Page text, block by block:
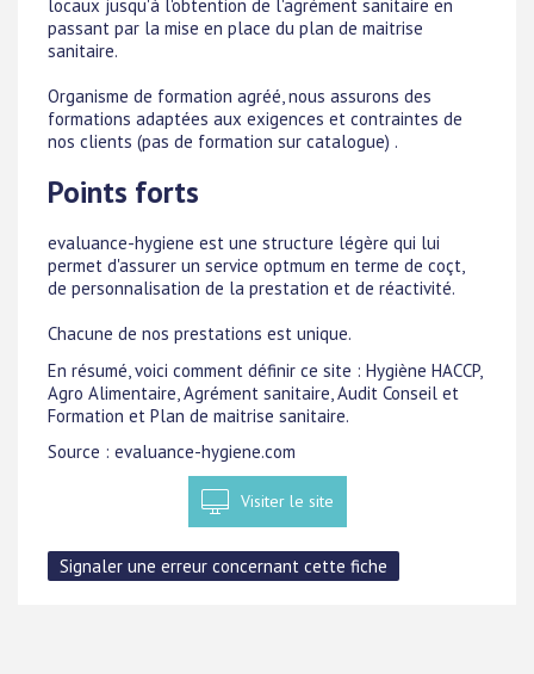
locaux jusqu'à l'obtention de l'agrément sanitaire en
passant par la mise en place du plan de maitrise
sanitaire.
Organisme de formation agréé, nous assurons des
formations adaptées aux exigences et contraintes de
nos clients (pas de formation sur catalogue) .
Points forts
evaluance-hygiene est une structure légère qui lui
permet d'assurer un service optmum en terme de coçt,
de personnalisation de la prestation et de réactivité.
Chacune de nos prestations est unique.
En résumé, voici comment définir ce site : Hygiène HACCP,
Agro Alimentaire, Agrément sanitaire, Audit Conseil et
Formation et Plan de maitrise sanitaire.
Source : evaluance-hygiene.com
Visiter le site